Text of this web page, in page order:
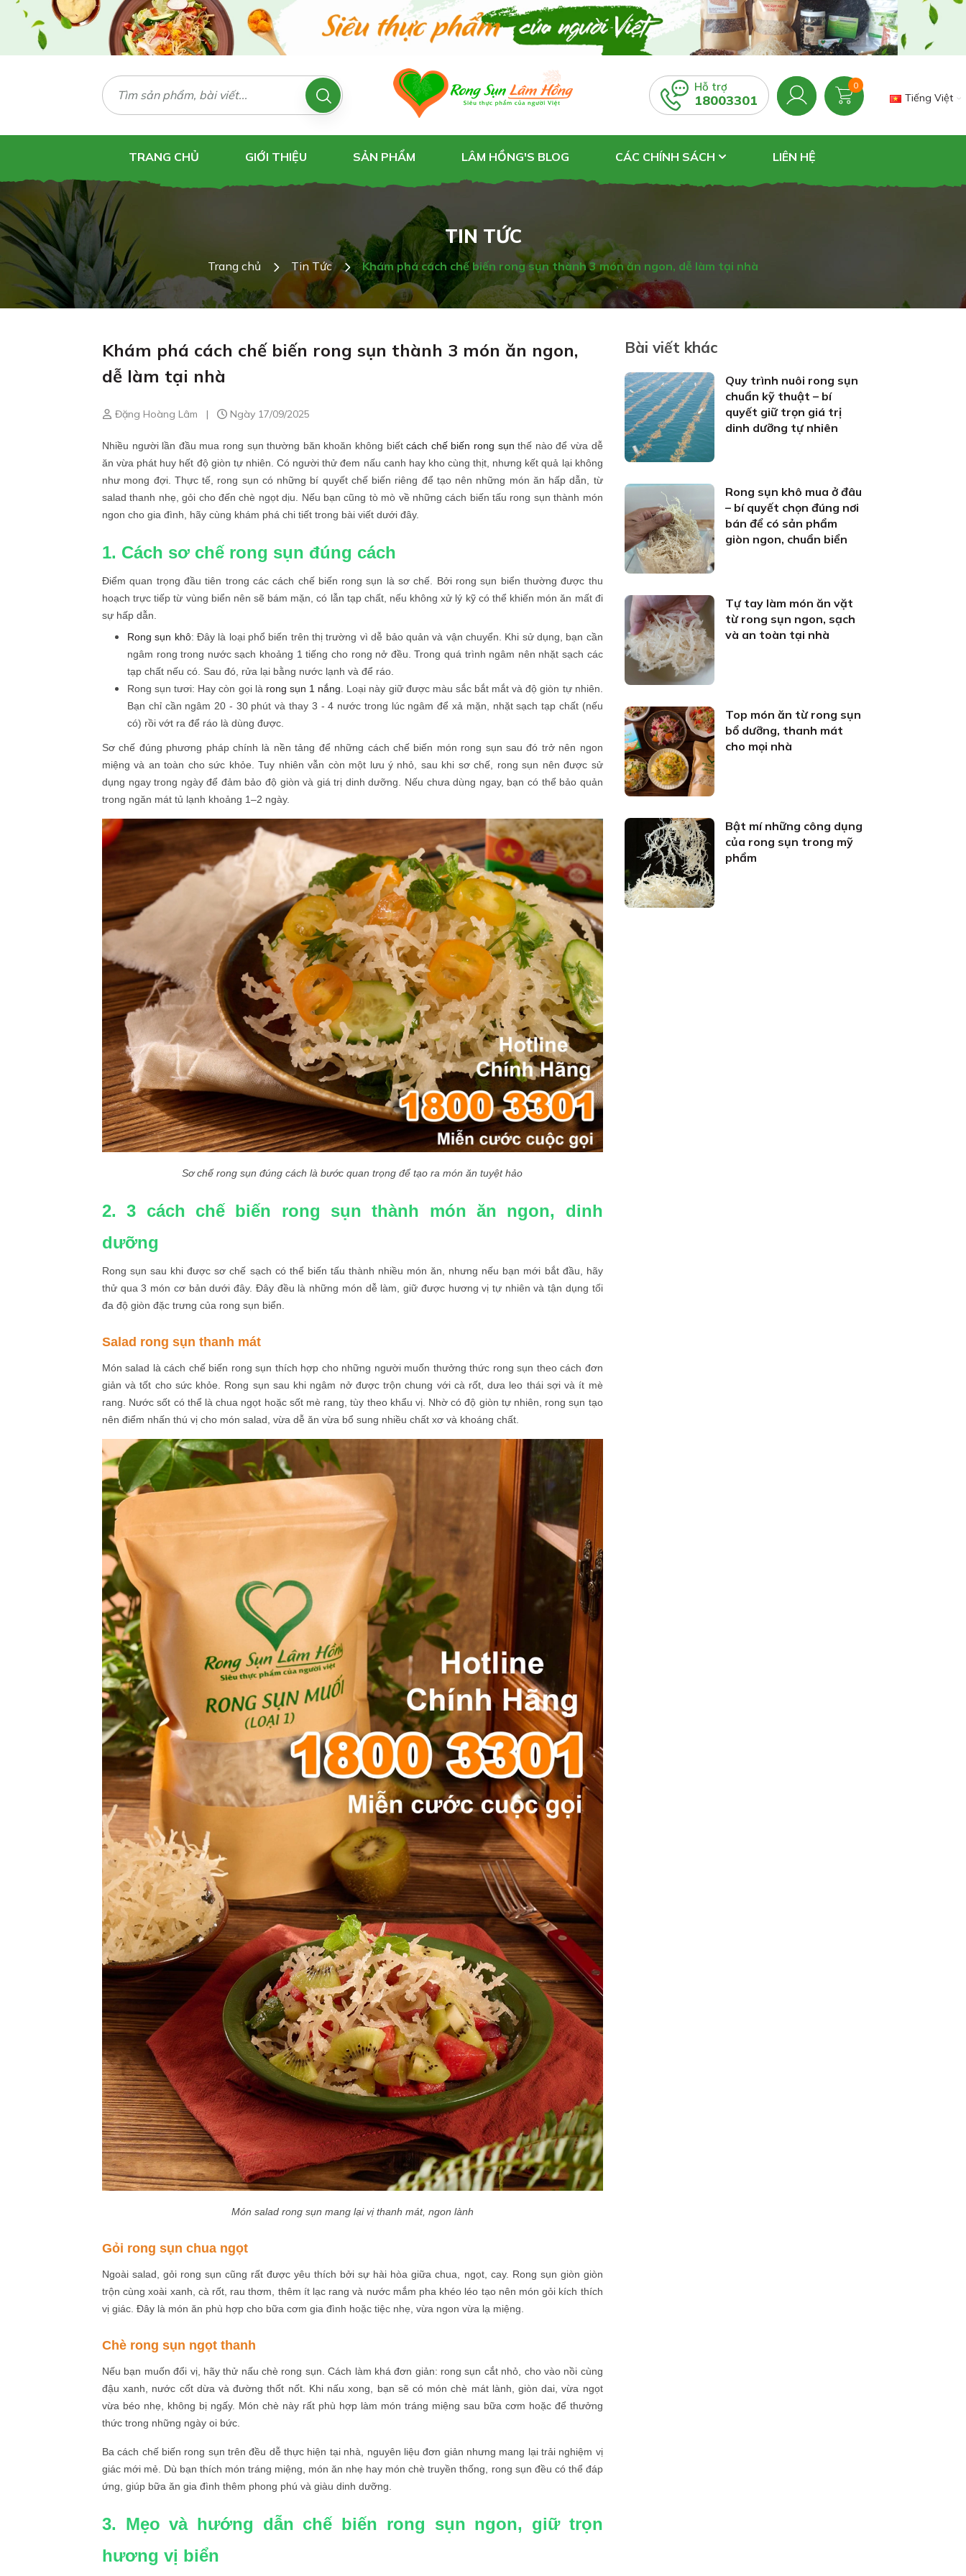
Hỗ trợ
18003301
0
Tiếng Việt
TRANG CHỦ GIỚI THIỆU SẢN PHẨM LÂM HỒNG'S BLOG CÁC CHÍNH SÁCH LIÊN HỆ
TIN TỨC
Trang chủ Tin Tức Khám phá cách chế biến rong sụn thành 3 món ăn ngon, dễ làm tại nhà
Khám phá cách chế biến rong sụn thành 3 món ăn ngon,
dễ làm tại nhà
Đặng Hoàng Lâm | Ngày 17/09/2025
Nhiều người lần đầu mua rong sụn thường băn khoăn không biếtcách chế biến rong sụn thế nào để vừa dễ
ăn vừa phát huy hết độ giòn tự nhiên. Có người thử đem nấu canh hay kho cùng thịt, nhưng kết quả lại không
như mong đợi. Thực tế, rong sụn có những bí quyết chế biến riêng để tạo nên những món ăn hấp dẫn, từ
salad thanh nhẹ, gỏi cho đến chè ngọt dịu. Nếu bạn cũng tò mò về những cách biến tấu rong sụn thành món
ngon cho gia đình, hãy cùng khám phá chi tiết trong bài viết dưới đây.
1. Cách sơ chế rong sụn đúng cách
Điểm quan trọng đầu tiên trong các cách chế biến rong sụn là sơ chế. Bởi rong sụn biển thường được thu
hoạch trực tiếp từ vùng biển nên sẽ bám mặn, có lẫn tạp chất, nếu không xử lý kỹ có thể khiến món ăn mất đi
sự hấp dẫn.
Rong sụn khô: Đây là loại phổ biến trên thị trường vì dễ bảo quản và vận chuyển. Khi sử dụng, bạn cần
ngâm rong trong nước sạch khoảng 1 tiếng cho rong nở đều. Trong quá trình ngâm nên nhặt sạch các
tạp chất nếu có. Sau đó, rửa lại bằng nước lạnh và để ráo.
Rong sụn tươi: Hay còn gọi là rong sụn 1 nắng . Loại này giữ được màu sắc bắt mắt và độ giòn tự nhiên.
Bạn chỉ cần ngâm 20 - 30 phút và thay 3 - 4 nước trong lúc ngâm để xả mặn, nhặt sạch tạp chất (nếu
có) rồi vớt ra để ráo là dùng được.
Sơ chế đúng phương pháp chính là nền tảng để những cách chế biến món rong sụn sau đó trở nên ngon
miệng và an toàn cho sức khỏe. Tuy nhiên vẫn còn một lưu ý nhỏ, sau khi sơ chế, rong sụn nên được sử
dụng ngay trong ngày để đảm bảo độ giòn và giá trị dinh dưỡng. Nếu chưa dùng ngay, bạn có thể bảo quản
trong ngăn mát tủ lạnh khoảng 1–2 ngày.
Sơ chế rong sụn đúng cách là bước quan trọng để tạo ra món ăn tuyệt hảo
2. 3 cách chế biến rong sụn thành món ăn ngon, dinh
dưỡng
Rong sụn sau khi được sơ chế sạch có thể biến tấu thành nhiều món ăn, nhưng nếu bạn mới bắt đầu, hãy
thử qua 3 món cơ bản dưới đây. Đây đều là những món dễ làm, giữ được hương vị tự nhiên và tận dụng tối
đa độ giòn đặc trưng của rong sụn biển.
Salad rong sụn thanh mát
Món salad là cách chế biến rong sụn thích hợp cho những người muốn thưởng thức rong sụn theo cách đơn
giản và tốt cho sức khỏe. Rong sụn sau khi ngâm nở được trộn chung với cà rốt, dưa leo thái sợi và ít mè
rang. Nước sốt có thể là chua ngọt hoặc sốt mè rang, tùy theo khẩu vị. Nhờ có độ giòn tự nhiên, rong sụn tạo
nên điểm nhấn thú vị cho món salad, vừa dễ ăn vừa bổ sung nhiều chất xơ và khoáng chất.
Món salad rong sụn mang lại vị thanh mát, ngon lành
Gỏi rong sụn chua ngọt
Ngoài salad, gỏi rong sụn cũng rất được yêu thích bởi sự hài hòa giữa chua, ngọt, cay. Rong sụn giòn giòn
trộn cùng xoài xanh, cà rốt, rau thơm, thêm ít lạc rang và nước mắm pha khéo léo tạo nên món gỏi kích thích
vị giác. Đây là món ăn phù hợp cho bữa cơm gia đình hoặc tiệc nhẹ, vừa ngon vừa lạ miệng.
Chè rong sụn ngọt thanh
Nếu bạn muốn đổi vị, hãy thử nấu chè rong sụn. Cách làm khá đơn giản: rong sụn cắt nhỏ, cho vào nồi cùng
đậu xanh, nước cốt dừa và đường thốt nốt. Khi nấu xong, bạn sẽ có món chè mát lành, giòn dai, vừa ngọt
vừa béo nhẹ, không bị ngấy. Món chè này rất phù hợp làm món tráng miệng sau bữa cơm hoặc để thưởng
thức trong những ngày oi bức.
Ba cách chế biến rong sụn trên đều dễ thực hiện tại nhà, nguyên liệu đơn giản nhưng mang lại trải nghiệm vị
giác mới mẻ. Dù bạn thích món tráng miệng, món ăn nhẹ hay món chè truyền thống, rong sụn đều có thể đáp
ứng, giúp bữa ăn gia đình thêm phong phú và giàu dinh dưỡng.
3. Mẹo và hướng dẫn chế biến rong sụn ngon, giữ trọn
hương vị biển
Bài viết khác
Quy trình nuôi rong sụn
chuẩn kỹ thuật – bí
quyết giữ trọn giá trị
dinh dưỡng tự nhiên
Rong sụn khô mua ở đâu
– bí quyết chọn đúng nơi
bán để có sản phẩm
giòn ngon, chuẩn biển
Tự tay làm món ăn vặt
từ rong sụn ngon, sạch
và an toàn tại nhà
Top món ăn từ rong sụn
bổ dưỡng, thanh mát
cho mọi nhà
Bật mí những công dụng
của rong sụn trong mỹ
phẩm